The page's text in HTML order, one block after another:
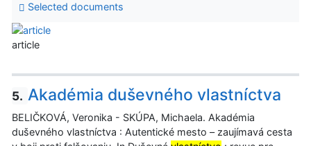
Selected documents
article
5. Akadémia duševného vlastníctva
BELIČKOVÁ, Veronika - SKÚPA, Michaela. Akadémia
duševného vlastníctva : Autentické mesto – zaujímavá cesta